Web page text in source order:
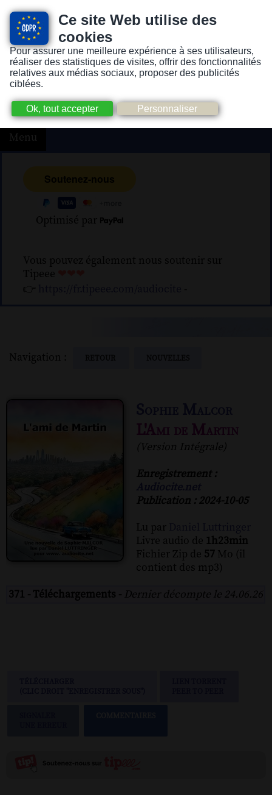
Ce site Web utilise des
cookies
Pour assurer une meilleure expérience à ses utilisateurs,
réaliser des statistiques de visites, offrir des fonctionnalités
relatives aux médias sociaux, proposer des publicités
ciblées.
Version pour personnes mal-voyantes ou non-voyantes
Menu
Optimisé par
Vous pouvez également nous soutenir sur
Tipeee
👉
-
Navigation :
L'Ami de Martin
(Version Intégrale)
Enregistrement :
Publication : 2024-10-05
Lu par
Livre audio de 1h23min
Fichier Zip de 57 Mo (il
contient des mp3)
371 - Téléchargements - Dernier décompte le 24.06.26